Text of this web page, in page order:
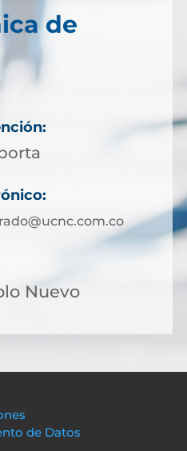
de
Nuevo
de Datos